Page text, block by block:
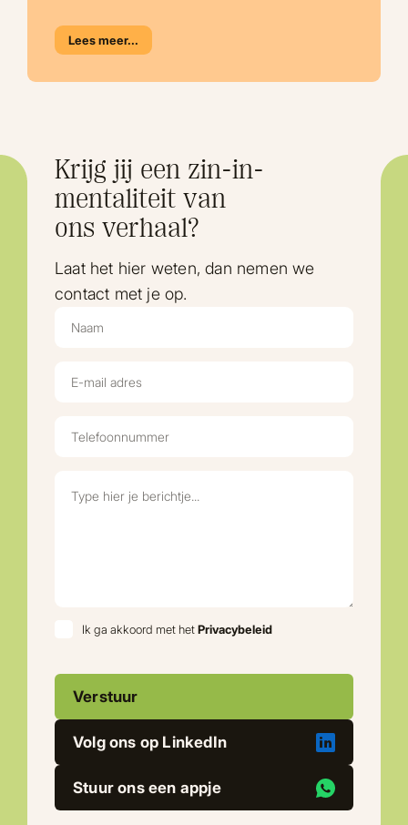
Lees meer...
Krijg jij een zin-in-
mentaliteit van
ons verhaal?
Laat het hier weten, dan nemen we
contact met je op.
Ik ga akkoord met hetPrivacybeleid
Volg ons op LinkedIn
Stuur ons een appje